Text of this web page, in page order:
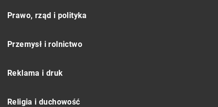
Prawo, rząd i polityka
Przemysł i rolnictwo
Reklama i druk
Religia i duchowość